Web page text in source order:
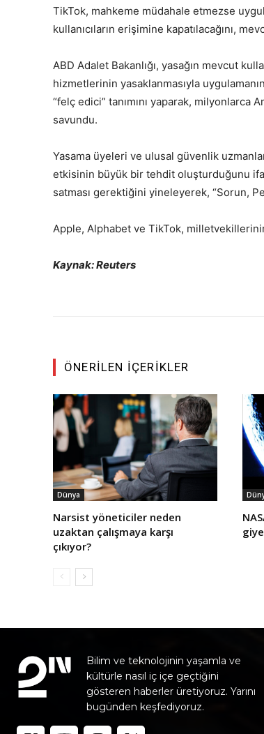
TikTok, mahkeme müdahale etmezse
kullanıcıların erişimine kapatılacağını,
ABD Adalet Bakanlığı, yasağın mevcut
hizmetlerinin yasaklanmasıyla
“felç edici” tanımını yaparak, milyonlarca
savundu.
Yasama üyeleri ve ulusal güvenlik
etkisinin büyük bir tehdit oluşturduğunu
satması gerektiğini yineleyerek, “Sorun,
Apple, Alphabet ve TikTok,
Kaynak: Reuters
ÖNERILEN İÇERIKLER
Dünya
Narsist yöneticiler neden
uzaktan çalışmaya karşı
çıkıyor?
Bilim ve teknolojinin yaşamla ve
kültürle nasıl iç içe geçtiğini
gösteren haberler üretiyoruz. Yarını
bugünden keşfediyoruz.